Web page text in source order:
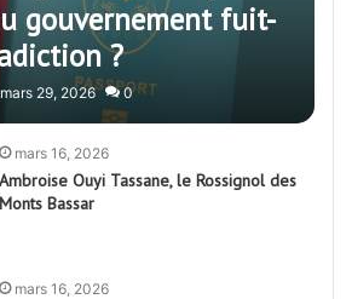
gouvernement fuit-
?
mars 29, 2026 0
mars 16, 2026
Ambroise Ouyi Tassane, le Rossignol des
Monts Bassar
mars 16, 2026